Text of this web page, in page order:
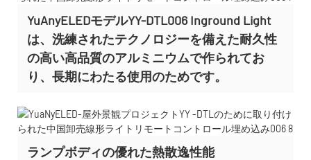
YuAnyELEDモデルYY-DTL006 Inground Light
は、洗練されたテクノロジーを備えた耐久性
の高い高品質のアルミニウムで作られてお
り、長期にわたる使用のためです。
ランプボディの優れた熱散逸性能